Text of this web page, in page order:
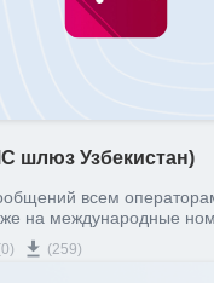
шлюз Узбекистан)
всем
на международные
(259)